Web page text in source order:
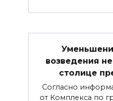
возведения
столице
Согласно
от Комплекса по